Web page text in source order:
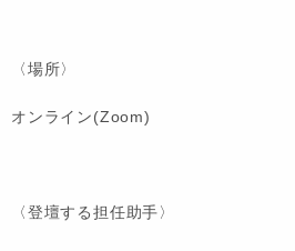
〈場所〉
オンライン(Zoom)
〈登壇する担任助手〉